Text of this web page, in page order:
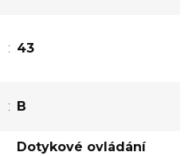
: 43
: B
Dotykové ovládání